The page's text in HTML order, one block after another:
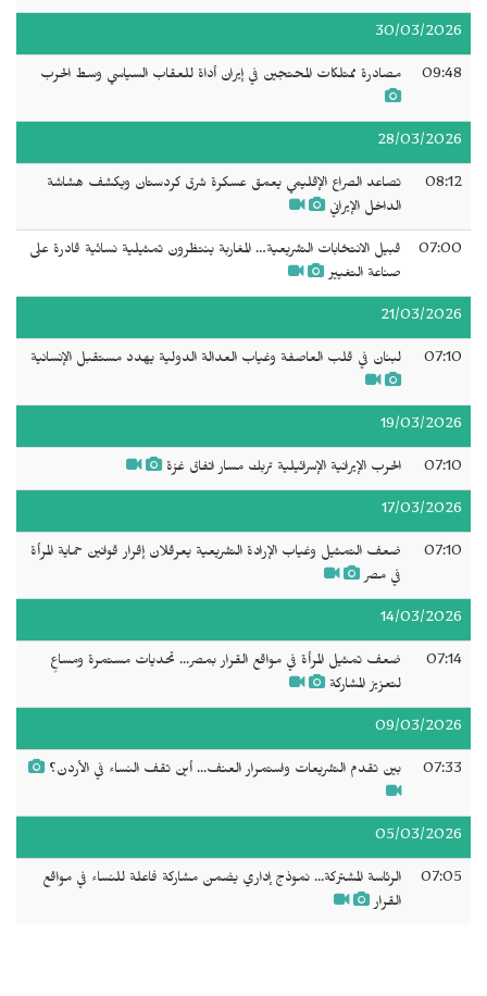
30/03/2026
09:48 مصادرة ممتلكات المحتجين في إيران أداة للعقاب السياسي وسط الحرب
28/03/2026
08:12
تصاعد الصراع الإقليمي يعمق عسكرة شرق كردستان ويكشف هشاشة
الداخل الإيراني
07:00
قبيل الانتخابات التشريعية… المغاربة ينتظرون تمثيلية نسائية قادرة على
صناعة التغيير
21/03/2026
07:10 لبنان في قلب العاصفة وغياب العدالة الدولية يهدد مستقبل الإنسانية
19/03/2026
07:10 الحرب الإيرانية الإسرائيلية تربك مسار اتفاق غزة
17/03/2026
07:10
ضعف التمثيل وغياب الإرادة التشريعية يعرقلان إقرار قوانين حماية المرأة
في مصر
14/03/2026
07:14
ضعف تمثيل المرأة في مواقع القرار بمصر... تحديات مستمرة ومساعٍ
لتعزيز المشاركة
09/03/2026
07:33 بين تقدم التشريعات واستمرار العنف... أين تقف النساء في الأردن؟
05/03/2026
07:05
الرئاسة المشتركة... نموذج إداري يضمن مشاركة فاعلة للنساء في مواقع
القرار